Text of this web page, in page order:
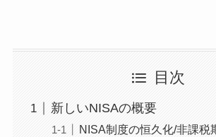
目次
新しいNISAの概要
NISA制度の恒久化/非課税